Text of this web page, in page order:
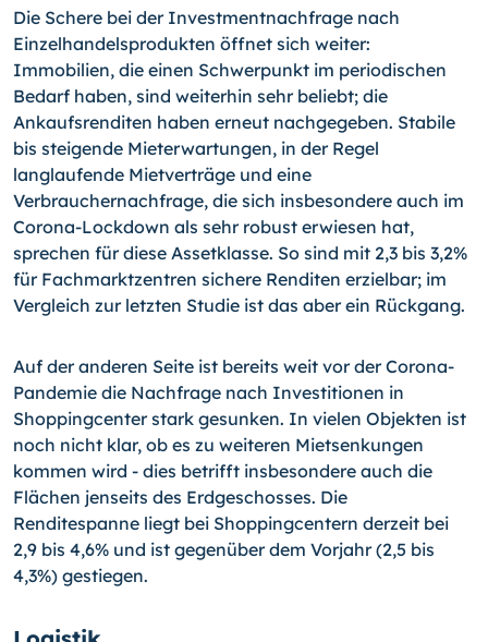
Die Schere bei der Investmentnachfrage nach
Einzelhandelsprodukten öffnet sich weiter:
Immobilien, die einen Schwerpunkt im periodischen
Bedarf haben, sind weiterhin sehr beliebt; die
Ankaufsrenditen haben erneut nachgegeben. Stabile
bis steigende Mieterwartungen, in der Regel
langlaufende Mietverträge und eine
Verbrauchernachfrage, die sich insbesondere auch im
Corona-Lockdown als sehr robust erwiesen hat,
sprechen für diese Assetklasse. So sind mit 2,3 bis 3,2%
für Fachmarktzentren sichere Renditen erzielbar; im
Vergleich zur letzten Studie ist das aber ein Rückgang.
Auf der anderen Seite ist bereits weit vor der Corona-
Pandemie die Nachfrage nach Investitionen in
Shoppingcenter stark gesunken. In vielen Objekten ist
noch nicht klar, ob es zu weiteren Mietsenkungen
kommen wird - dies betrifft insbesondere auch die
Flächen jenseits des Erdgeschosses. Die
Renditespanne liegt bei Shoppingcentern derzeit bei
2,9 bis 4,6% und ist gegenüber dem Vorjahr (2,5 bis
4,3%) gestiegen.